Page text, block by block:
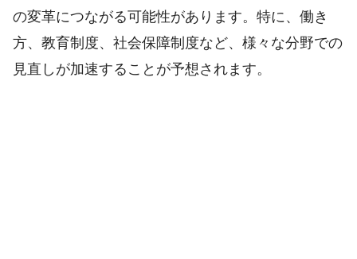
の変革につながる可能性があります。特に、働き
方、教育制度、社会保障制度など、様々な分野での
見直しが加速することが予想されます。